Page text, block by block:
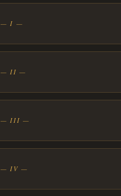
— I —
— II —
— III —
— IV —